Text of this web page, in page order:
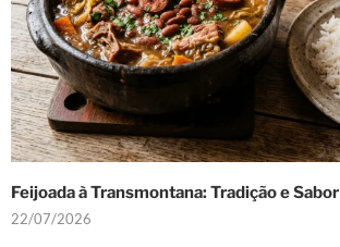
Feijoada à Transmontana: Tradição e Sabor
22/07/2026